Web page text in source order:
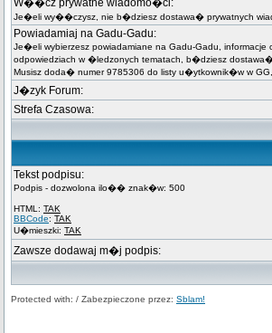
W��cz prywatne wiadomo�ci:
Je�eli wy��czysz, nie b�dziesz dostawa� prywatnych
Powiadamiaj na Gadu-Gadu:
Je�eli wybierzesz powiadamiane na Gadu-Gadu,
odpowiedziach w �ledzonych tematach, b�dziesz
Musisz doda� numer 9785306 do listy u�ytkownik�w w
J�zyk Forum:
Strefa Czasowa:
Tekst podpisu:
Podpis - dozwolona ilo�� znak�w: 500
HTML: TAK
BBCode: TAK
U�mieszki: TAK
Zawsze dodawaj m�j podpis:
Protected with: / Zabezpieczone przez: Sblam!